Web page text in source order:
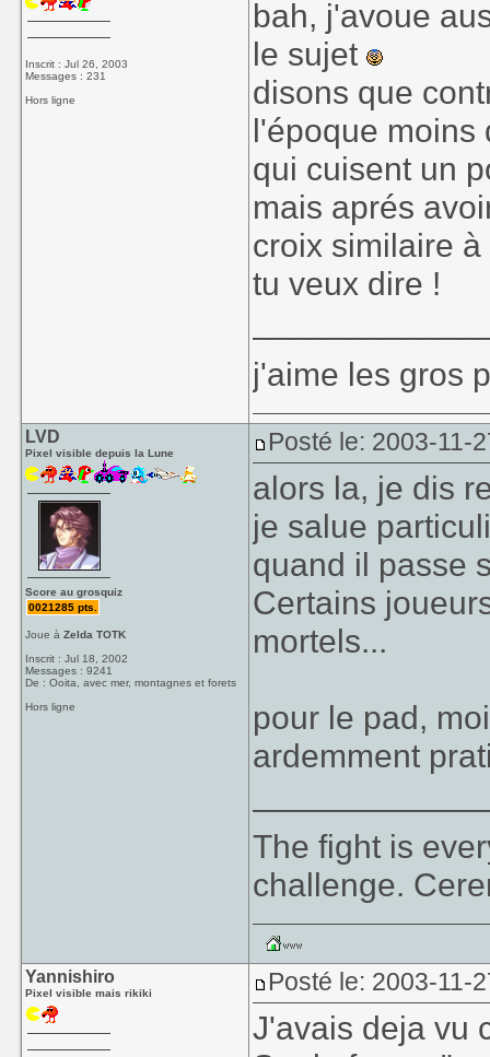
Inscrit : Jul 26, 2003
Messages : 231
Hors ligne
bah, j'avoue
le sujet
disons que
l'époque moins
qui cuisent un
mais aprés
croix similaire
tu veux dire !
j'aime les gros
LVD
Pixel visible depuis la Lune
Score au grosquiz
0021285 pts.
Joue àZelda TOTK
Inscrit : Jul 18, 2002
Messages : 9241
De : Ooita, avec mer, montagnes et forets
Hors ligne
Posté le: 2003-11-
alors la, je dis
je salue
quand il passe
Certains
mortels...
pour le pad,
ardemment
The fight is
challenge.
Yannishiro
Pixel visible mais rikiki Posté le: 2003-11-
J'avais deja vu